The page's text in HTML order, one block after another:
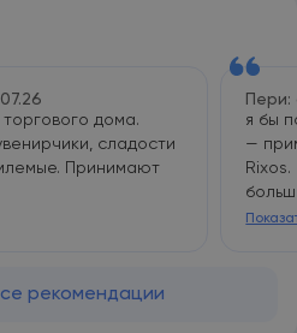
центр сети Jolie Ville
Шарм-эш-Шейх
платный трансфер от/
дома.
сладости
Принимают
я бы
—
к
рекомендации